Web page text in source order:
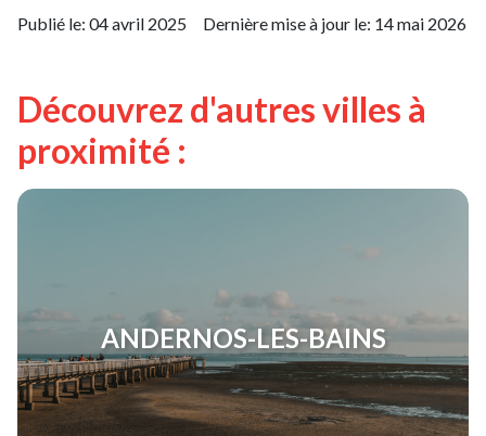
Publié le: 04 avril 2025 Dernière mise à jour le: 14 mai 2026
Découvrez d'autres villes à
proximité :
ANDERNOS-LES-BAINS